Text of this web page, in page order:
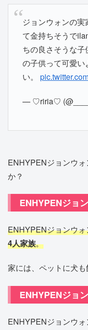
ジョンウォンの実
て金持ちそうで
ちの良さそうな
の子供って可愛
い。
— ♡riria♡
ENHYPENジョンウ
か？
ENHYPENジョ
ENHYPENジョンウ
4人家族。
家には、ペットに犬も
ENHYPENジョ
ENHYPENジョンウォ